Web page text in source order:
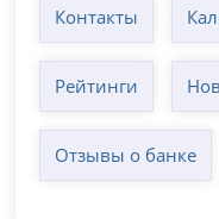
Контакты
Рейтинги
Отзывы о банке